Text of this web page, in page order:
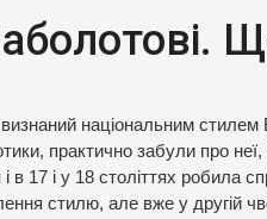
національним стилем
практично забули про
в 17 і у 18 століттях робила
стилю, але вже у другій